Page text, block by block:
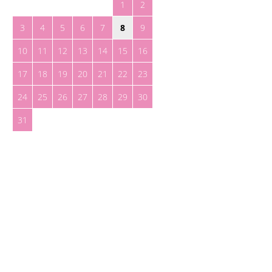
1
2
3
4 5 6 7 8
9
10
11 12 13 14 15
16
17
18 19 20 21 22
23
24
25 26 27 28 29
30
31